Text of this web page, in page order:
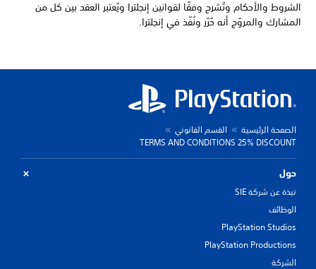
الشروط والأحكام وتُشرح وفقًا لقوانين إنجلترا ويُعتبر العقد بين كل من
المشارك والمروّج أنه حُرّر ونُفّذ في إنجلترا.
الصفحة الرئيسية
القسم القانوني
TERMS AND CONDITIONS 25% DISCOUNT
حول
نبذة عن شركة SIE
الوظائف
PlayStation Studios
PlayStation Productions
الشركة